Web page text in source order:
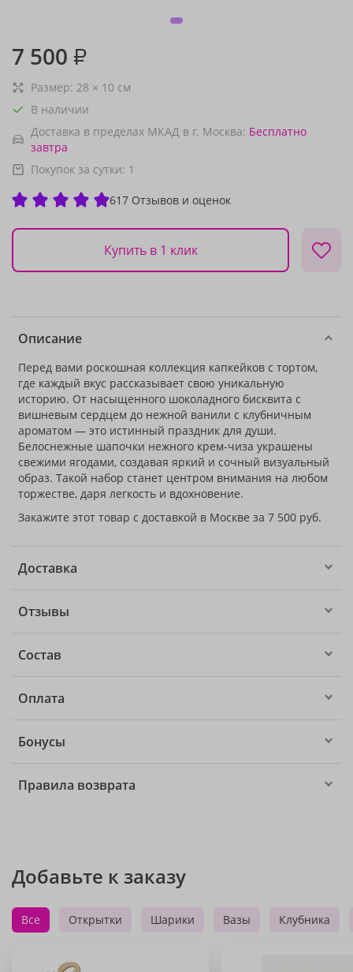
7 500 ₽
Размер: 28 × 10 см
В наличии
Доставка в пределах МКАД в г. Москва: Бесплатно
завтра
Покупок за сутки: 1
617 Отзывов и оценок
Купить в 1 клик
Описание
Перед вами роскошная коллекция капкейков с тортом,
где каждый вкус рассказывает свою уникальную
историю. От насыщенного шоколадного бисквита с
вишневым сердцем до нежной ванили с клубничным
ароматом — это истинный праздник для души.
Белоснежные шапочки нежного крем-чиза украшены
свежими ягодами, создавая яркий и сочный визуальный
образ. Такой набор станет центром внимания на любом
торжестве, даря легкость и вдохновение.
Закажите этот товар с доставкой в Москве за 7 500 руб.
Доставка
Отзывы
Состав
Оплата
Бонусы
Правила возврата
Добавьте к заказу
Все Открытки Шарики Вазы Клубника